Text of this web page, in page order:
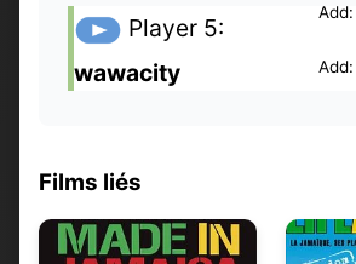
Add:
Player 5:
wawacity
Add:
Films liés